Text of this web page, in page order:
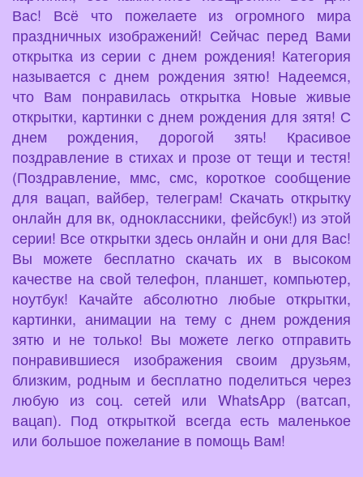
Вас! Всё что пожелаете из огромного мира
праздничных изображений! Сейчас перед Вами
открытка из серии с днем рождения! Категория
называется с днем рождения зятю! Надеемся,
что Вам понравилась открытка Новые живые
открытки, картинки с днем рождения для зятя! С
днем рождения, дорогой зять! Красивое
поздравление в стихах и прозе от тещи и тестя!
(Поздравление, ммс, смс, короткое сообщение
для вацап, вайбер, телеграм! Скачать открытку
онлайн для вк, одноклассники, фейсбук!) из этой
серии! Все открытки здесь онлайн и они для Вас!
Вы можете бесплатно скачать их в высоком
качестве на свой телефон, планшет, компьютер,
ноутбук! Качайте абсолютно любые открытки,
картинки, анимации на тему с днем рождения
зятю и не только! Вы можете легко отправить
понравившиеся изображения своим друзьям,
близким, родным и бесплатно поделиться через
любую из соц. сетей или WhatsApp (ватсап,
вацап). Под открыткой всегда есть маленькое
или большое пожелание в помощь Вам!